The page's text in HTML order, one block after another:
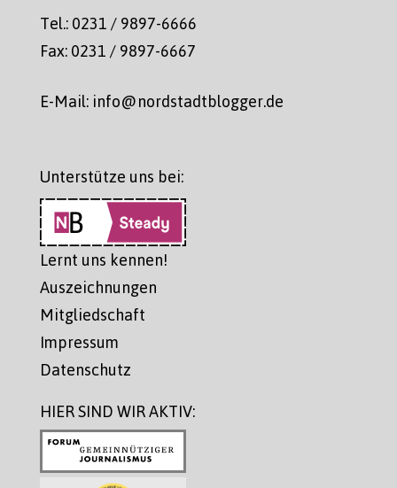
Tel.: 0231 / 9897-6666
Fax: 0231 / 9897-6667
E-Mail: info@nordstadtblogger.de
Unterstütze uns bei:
Lernt uns kennen!
Auszeichnungen
Mitgliedschaft
Impressum
Datenschutz
HIER SIND WIR AKTIV: